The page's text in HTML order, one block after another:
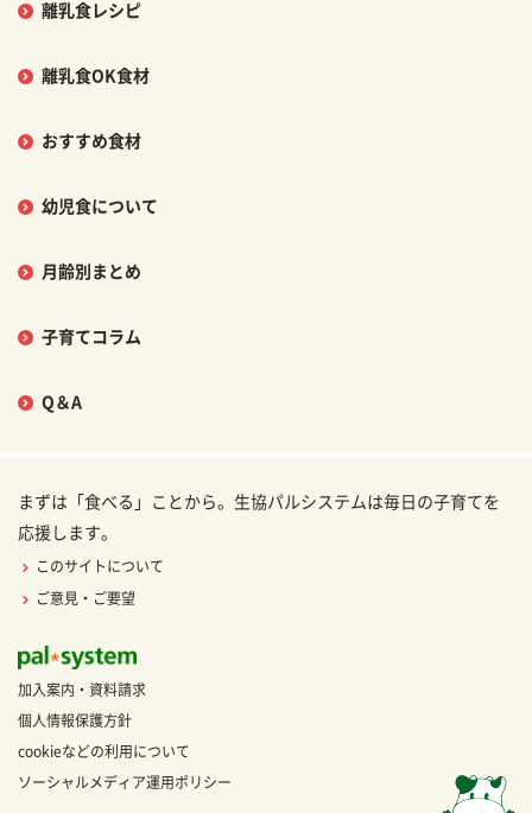
離乳食レシピ
離乳食OK食材
おすすめ食材
幼児食について
月齢別まとめ
子育てコラム
Q＆A
まずは「食べる」ことから。生協パルシステムは毎日の子育てを
応援します。
このサイトについて
ご意見・ご要望
加入案内・資料請求
個人情報保護方針
cookieなどの利用について
ソーシャルメディア運用ポリシー